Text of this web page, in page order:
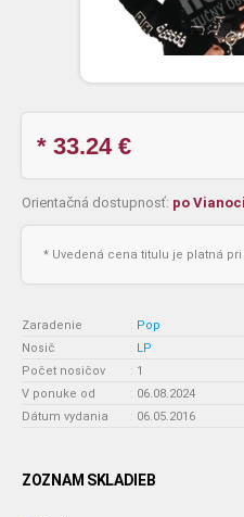
* 33.24€
Orientačná dostupnosť: po
* Uvedená cena titulu je platná pri
Zaradenie : Pop
Nosič
: LP
Počet nosičov
: 1
V ponuke od
: 06.08.2024
Dátum vydania
: 06.05.2016
ZOZNAM SKLADIEB